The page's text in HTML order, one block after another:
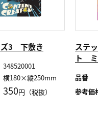
ズ3 下敷き
348520001
横180×縦250mm
350円（税抜）
ステ
ト ミ
品番
参考価